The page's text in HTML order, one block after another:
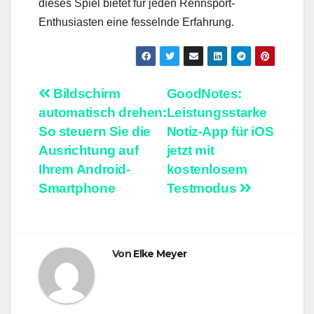
dieses Spiel bietet für jeden Rennsport-
Enthusiasten eine fesselnde Erfahrung.
Beitragsnavigation
GoodNotes:
Leistungsstarke
Notiz-App für iOS
jetzt mit
kostenlosem
Testmodus
Bildschirm
automatisch drehen:
So steuern Sie die
Ausrichtung auf
Ihrem Android-
Smartphone
Von Elke Meyer